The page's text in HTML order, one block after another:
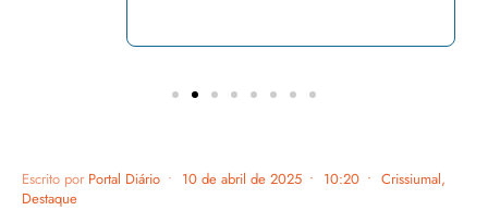
Escrito por Portal Diário • 10 de abril de 2025 • 10:20 • Crissiumal,
Destaque